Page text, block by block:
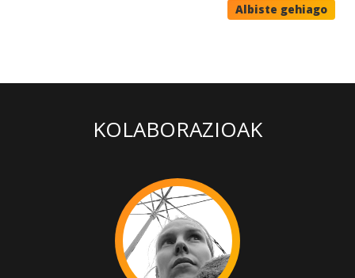
Albiste gehiago
KOLABORAZIOAK